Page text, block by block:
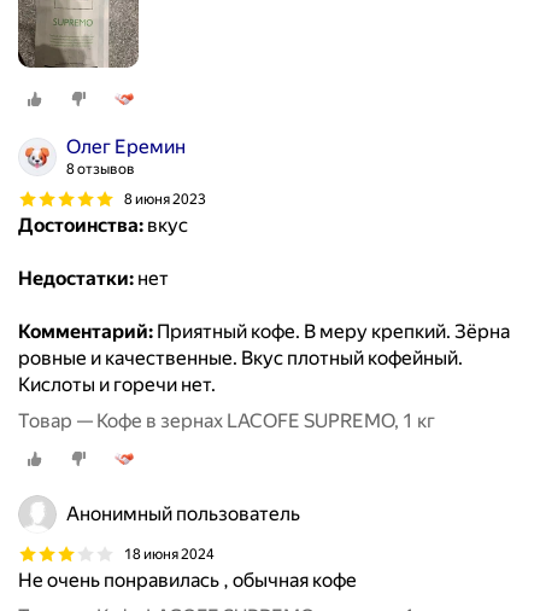
Олег Еремин
8 отзывов
8 июня 2023
Достоинства: вкус
Недостатки: нет
Комментарий: Приятный кофе. В меру крепкий. Зёрна
ровные и качественные. Вкус плотный кофейный.
Кислоты и горечи нет.
Товар — Кофе в зернах LACOFE SUPREMO, 1 кг
Анонимный пользователь
18 июня 2024
Не очень понравилась , обычная кофе